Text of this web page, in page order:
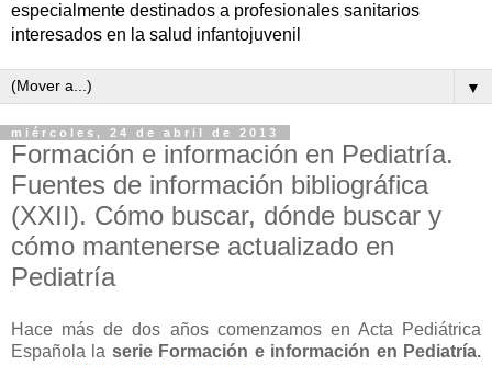
especialmente destinados a profesionales sanitarios
interesados en la salud infantojuvenil
▼
miércoles, 24 de abril de 2013
Formación e información en Pediatría.
Fuentes de información bibliográfica
(XXII). Cómo buscar, dónde buscar y
cómo mantenerse actualizado en
Pediatría
Hace más de dos años comenzamos en Acta Pediátrica
Española la serie Formación e información en Pediatría.